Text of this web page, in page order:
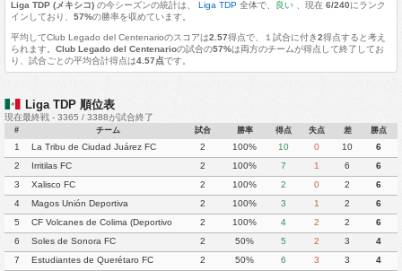
Liga TDP (メキシコ) の今シーズンの統計は、 Liga TDP 全体で、 良い、現在 6/240にランク
インしており、 57%の勝率を収めています。
平均してClub Legado del Centenarioのスコアは2.57得点で、１試合に付き2得点すると考え
られます。 Club Legado del Centenarioの試合の57%は両方のチームが得点して終了してお
り、試合ごとの平均合計得点は4.57点です。
Liga TDP 順位表
現在最終戦 - 3365 / 3388が試合終了
# チーム 試合 勝率 得点 失点 差 勝点
1 La Tribu de Ciudad Juárez FC 2 100% 10 0 10
6
2
Irritilas FC 2 100% 7 1 6
6
3
Xalisco FC 2 100% 2 0 2
6
4
Magos Unión Deportiva 2 100% 3 1 2
6
5
CF Volcanes de Colima (Deportivo
Tala)
2 100% 4 2 2
6
6
Soles de Sonora FC 2 50% 5 2 3
4
7
Estudiantes de Querétaro FC 2 50% 6 3 3
4